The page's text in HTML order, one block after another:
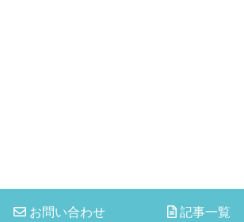
お問い合わせ 記事一覧